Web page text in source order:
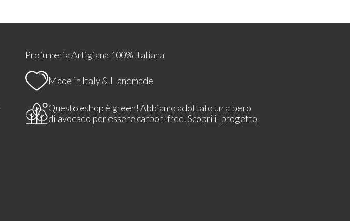
Profumeria Artigiana 100% Italiana
Made in Italy & Handmade
Questo eshop è green! Abbiamo adottato un albero
di avocado per essere carbon-free.Scopri il progetto